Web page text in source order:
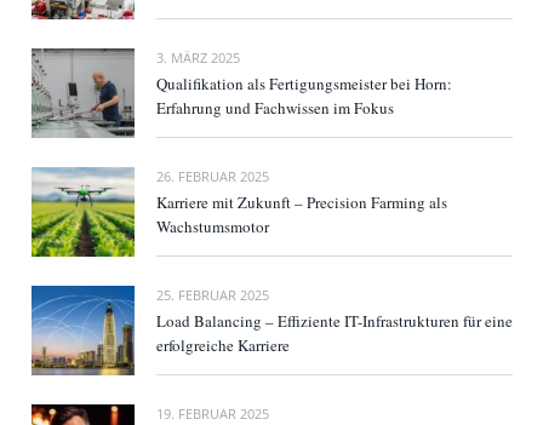
3. MÄRZ 2025
Qualifikation als Fertigungsmeister bei Horn:
Erfahrung und Fachwissen im Fokus
26. FEBRUAR 2025
Karriere mit Zukunft – Precision Farming als
Wachstumsmotor
25. FEBRUAR 2025
Load Balancing – Effiziente IT-Infrastrukturen für eine
erfolgreiche Karriere
19. FEBRUAR 2025